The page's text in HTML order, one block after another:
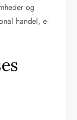
og
handel, e-